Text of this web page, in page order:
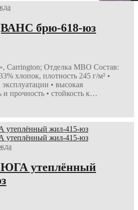
брю-618-юз
Carrington; Отделка МВО Состав:
хлопок, плотность 245 г/м² •
эксплуатации • высокая
и прочность • стойкость к…
утеплённый